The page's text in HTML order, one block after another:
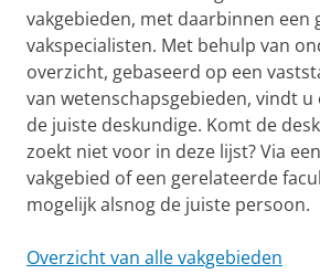
vakgebieden, met daarbinnen een
vakspecialisten. Met behulp van
overzicht, gebaseerd op een
van wetenschapsgebieden, vindt u
de juiste deskundige. Komt de
zoekt niet voor in deze lijst? Via
vakgebied of een gerelateerde
mogelijk alsnog de juiste persoon.
Overzicht van alle vakgebieden